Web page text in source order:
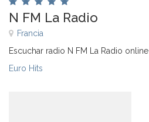
N FM La Radio
Francia
Escuchar radio N FM La Radio online
Euro Hits